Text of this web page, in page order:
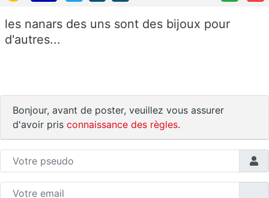
les nanars des uns sont des bijoux pour
d'autres...
Bonjour, avant de poster, veuillez vous assurer
d'avoir pris connaissance des règles.